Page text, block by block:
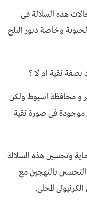
هذه السلالة فى
وخاصة دبور البلح
نقية ام لا ؟
و محافظة اسيوط ولكن
موجودة فى صورة نقية
وتحسين هذه السلالة
بالتهجين مع
المحلى.